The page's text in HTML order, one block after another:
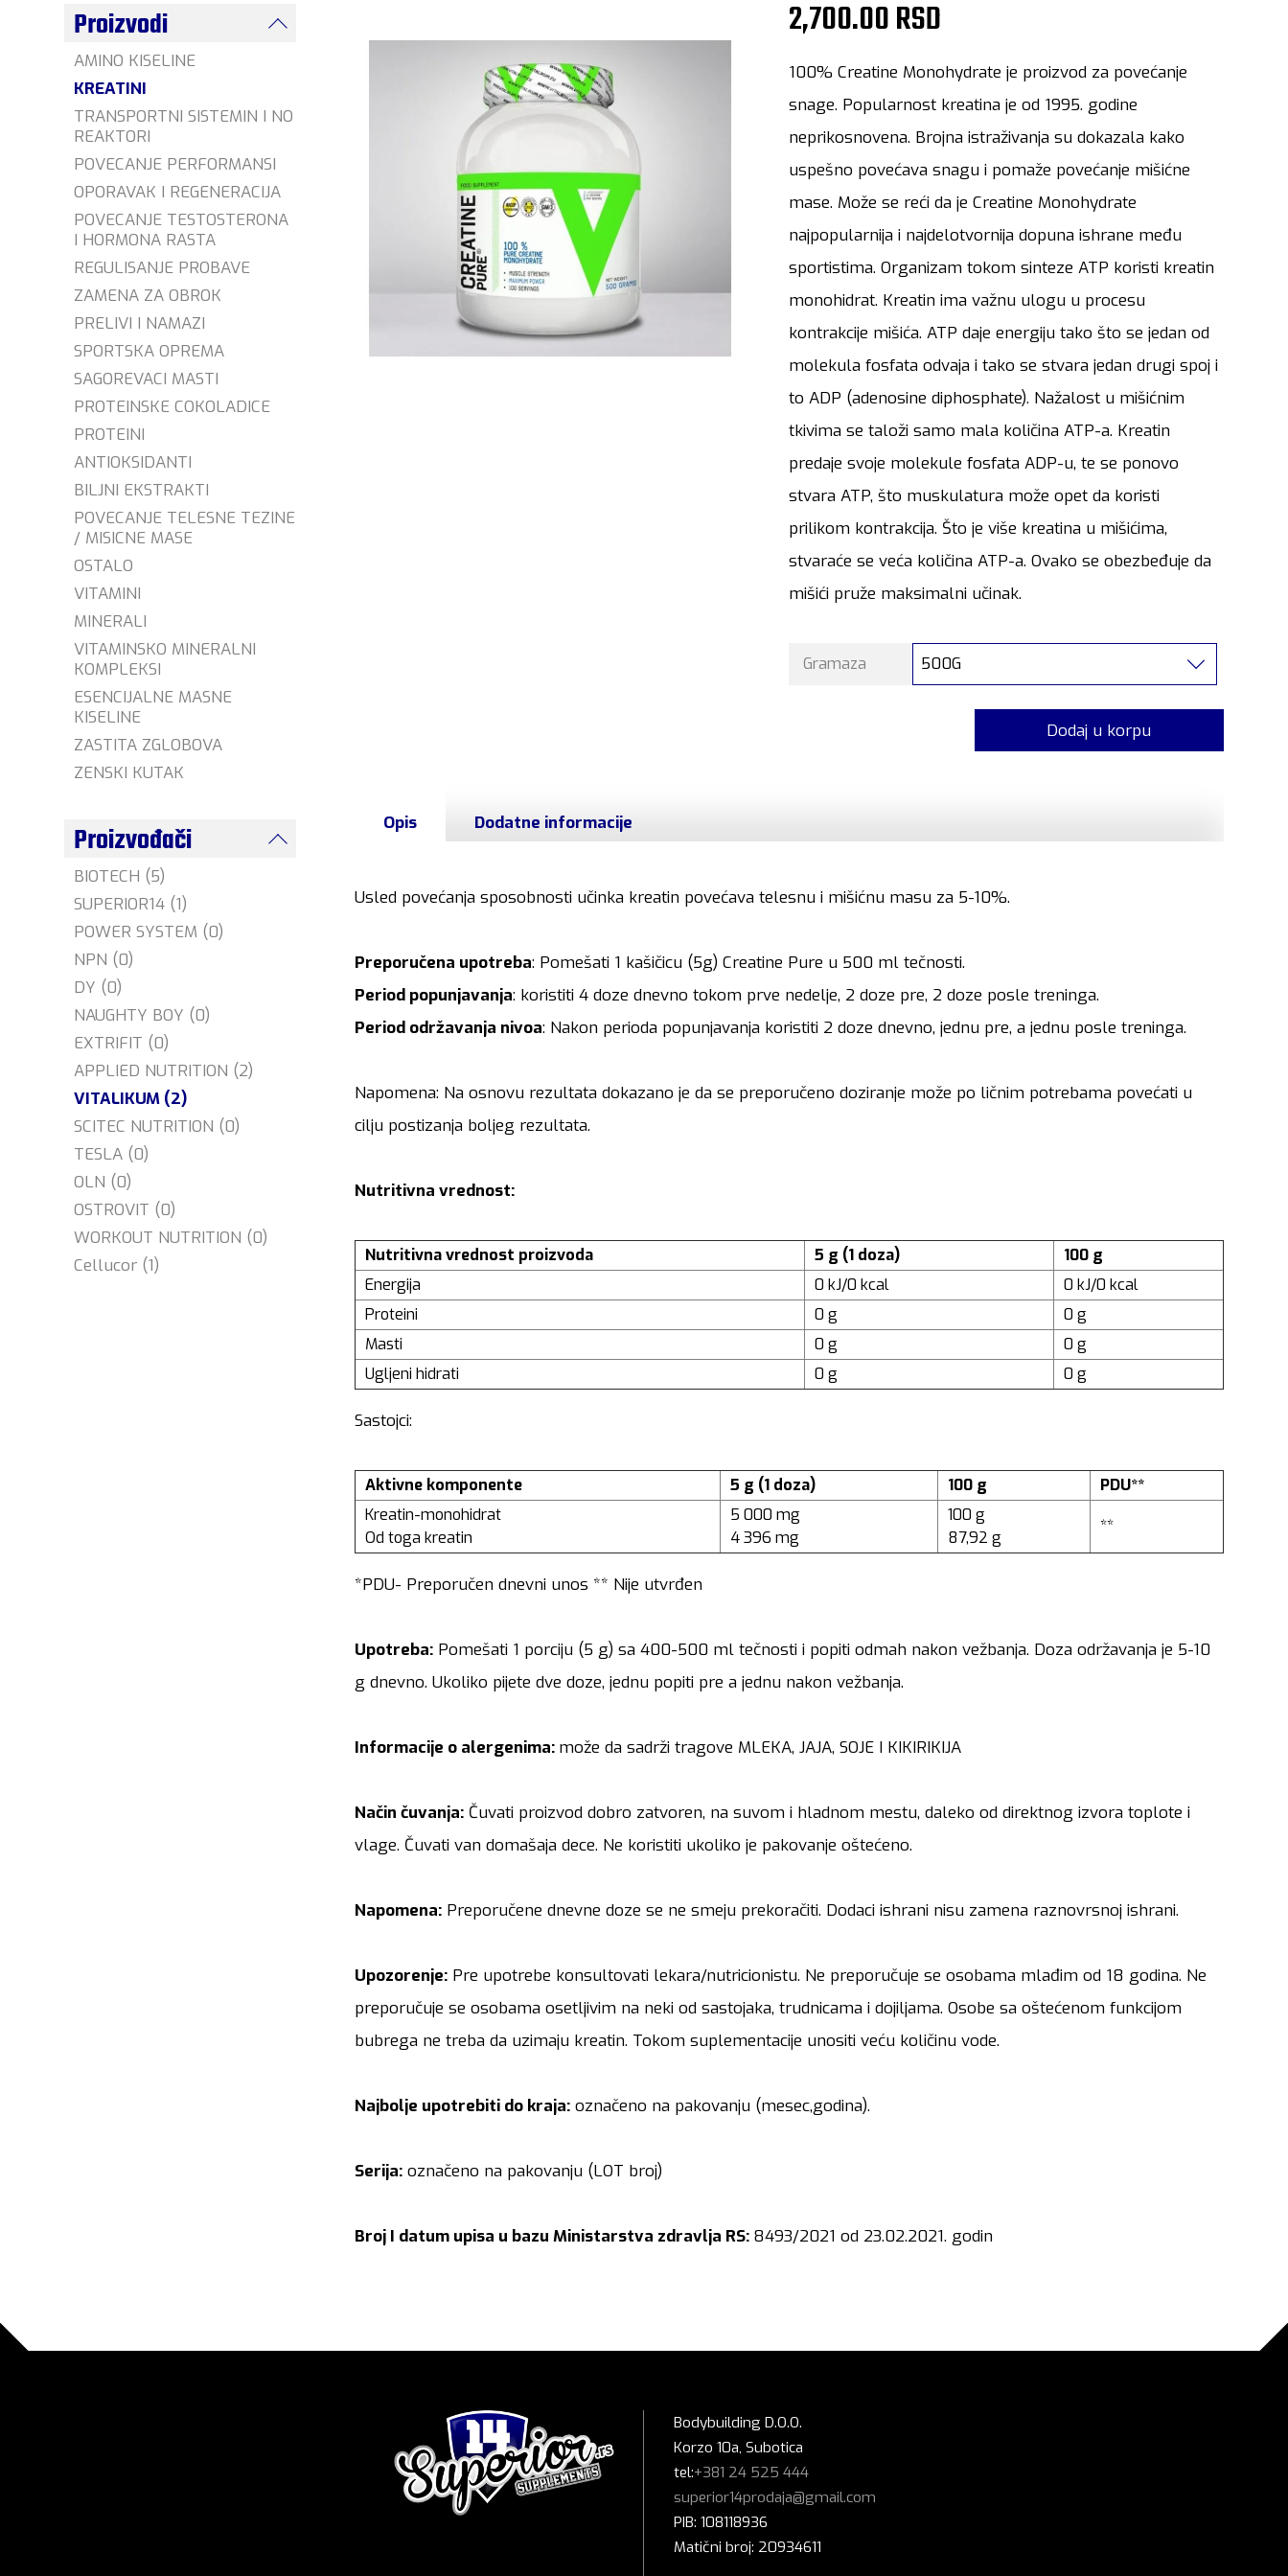
Proizvodi
AMINO KISELINE
KREATINI
TRANSPORTNI SISTEMIN I NO
REAKTORI
POVECANJE PERFORMANSI
OPORAVAK I REGENERACIJA
POVECANJE TESTOSTERONA
I HORMONA RASTA
REGULISANJE PROBAVE
ZAMENA ZA OBROK
PRELIVI I NAMAZI
SPORTSKA OPREMA
SAGOREVACI MASTI
PROTEINSKE COKOLADICE
PROTEINI
ANTIOKSIDANTI
BILJNI EKSTRAKTI
POVECANJE TELESNE TEZINE
/ MISICNE MASE
OSTALO
VITAMINI
MINERALI
VITAMINSKO MINERALNI
KOMPLEKSI
ESENCIJALNE MASNE
KISELINE
ZASTITA ZGLOBOVA
ZENSKI KUTAK
Proizvođači
BIOTECH (5)
SUPERIOR14 (1)
POWER SYSTEM (0)
NPN (0)
DY (0)
NAUGHTY BOY (0)
EXTRIFIT (0)
APPLIED NUTRITION (2)
VITALIKUM (2)
SCITEC NUTRITION (0)
TESLA (0)
OLN (0)
OSTROVIT (0)
WORKOUT NUTRITION (0)
Cellucor (1)
2,700.00 RSD
100% Creatine Monohydrate je proizvod za povećanje
snage. Popularnost kreatina je od 1995. godine
neprikosnovena. Brojna istraživanja su dokazala kako
uspešno povećava snagu i pomaže povećanje mišićne
mase. Može se reći da je Creatine Monohydrate
najpopularnija i najdelotvornija dopuna ishrane među
sportistima. Organizam tokom sinteze ATP koristi kreatin
monohidrat. Kreatin ima važnu ulogu u procesu
kontrakcije mišića. ATP daje energiju tako što se jedan od
molekula fosfata odvaja i tako se stvara jedan drugi spoj i
to ADP (adenosine diphosphate). Nažalost u mišićnim
tkivima se taloži samo mala količina ATP-a. Kreatin
predaje svoje molekule fosfata ADP-u, te se ponovo
stvara ATP, što muskulatura može opet da koristi
prilikom kontrakcija. Što je više kreatina u mišićima,
stvaraće se veća količina ATP-a. Ovako se obezbeđuje da
mišići pruže maksimalni učinak.
Gramaza 500G
Dodaj u korpu
Opis Dodatne informacije
Usled povećanja sposobnosti učinka kreatin povećava telesnu i mišićnu masu za 5-10%.
Preporučena upotreba: Pomešati 1 kašičicu (5g) Creatine Pure u 500 ml tečnosti.
Period popunjavanja: koristiti 4 doze dnevno tokom prve nedelje, 2 doze pre, 2 doze posle treninga.
Period održavanja nivoa: Nakon perioda popunjavanja koristiti 2 doze dnevno, jednu pre, a jednu posle treninga.
Napomena: Na osnovu rezultata dokazano je da se preporučeno doziranje može po ličnim potrebama povećati u
cilju postizanja boljeg rezultata.
Nutritivna vrednost:
Nutritivna vrednost proizvoda 5 g (1 doza)
100 g
Energija
0 kJ/0 kcal
0 kJ/0 kcal
Proteini
0 g
0 g
Masti
0 g
0 g
Ugljeni hidrati
0 g 0 g
Sastojci:
Aktivne komponente 5 g (1 doza) 100 g
PDU**
Kreatin-monohidrat
Od toga kreatin
5 000 mg
4 396 mg
100 g
87,92 g
**
*PDU- Preporučen dnevni unos ** Nije utvrđen
Upotreba: Pomešati 1 porciju (5 g) sa 400-500 ml tečnosti i popiti odmah nakon vežbanja. Doza održavanja je 5-10
g dnevno. Ukoliko pijete dve doze, jednu popiti pre a jednu nakon vežbanja.
Informacije o alergenima: može da sadrži tragove MLEKA, JAJA, SOJE I KIKIRIKIJA
Način čuvanja: Čuvati proizvod dobro zatvoren, na suvom i hladnom mestu, daleko od direktnog izvora toplote i
vlage. Čuvati van domašaja dece. Ne koristiti ukoliko je pakovanje oštećeno.
Napomena: Preporučene dnevne doze se ne smeju prekoračiti. Dodaci ishrani nisu zamena raznovrsnoj ishrani.
Upozorenje: Pre upotrebe konsultovati lekara/nutricionistu. Ne preporučuje se osobama mlađim od 18 godina. Ne
preporučuje se osobama osetljivim na neki od sastojaka, trudnicama i dojiljama. Osobe sa oštećenom funkcijom
bubrega ne treba da uzimaju kreatin. Tokom suplementacije unositi veću količinu vode.
Najbolje upotrebiti do kraja: označeno na pakovanju (mesec,godina).
Serija: označeno na pakovanju (LOT broj)
Broj I datum upisa u bazu Ministarstva zdravlja RS: 8493/2021 od 23.02.2021. godin
Bodybuilding D.O.O.
Korzo 10a, Subotica
tel:+381 24 525 444
superior14prodaja@gmail.com
PIB: 108118936
Matični broj: 20934611